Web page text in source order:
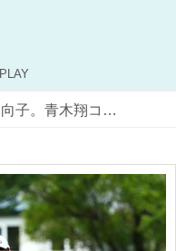
PLAY
新生･渋野日向子。青木翔コーチにしぶこのスウィング改造の現時点を聞いた。